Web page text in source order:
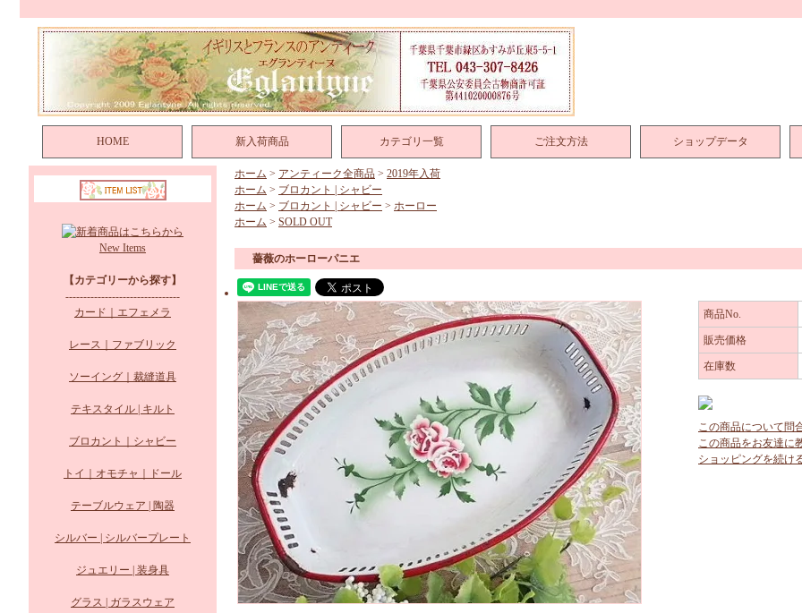
HOME 新入荷商品 カテゴリ一覧 ご注文方法 ショップデータ
New Items
【カテゴリーから探す】
--------------------------------
カード｜エフェメラ
レース｜ファブリック
ソーイング｜裁縫道具
テキスタイル | キルト
ブロカント｜シャビー
トイ｜オモチャ｜ドール
テーブルウェア | 陶器
シルバー | シルバープレート
ジュエリー | 装身具
グラス | ガラスウェア
ホーム > アンティーク全商品 > 2019年入荷
ホーム > ブロカント | シャビー
ホーム > ブロカント | シャビー > ホーロー
ホーム > SOLD OUT
薔薇のホーローパニエ
商品No.
販売価格
在庫数
この商品について問
この商品をお友達に
ショッピングを続け